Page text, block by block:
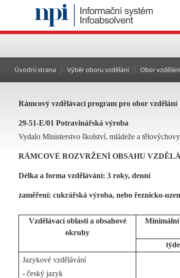
Úvodní strana Výběr oboru vzdělání Obor vzdělání
Rámcový vzdělávací program pro obor vzdělání
29-51-E/01 Potravinářská výroba
Vydalo Ministerstvo školství, mládeže a
RÁMCOVÉ ROZVRŽENÍ OBSAHU
Délka a forma vzdělávání: 3 roky, denní
zaměření: cukrářská výroba, nebo řeznicko-
Vzdělávací oblasti a obsahové
okruhy
Minimální
Jazykové vzdělávání
- český jazyk